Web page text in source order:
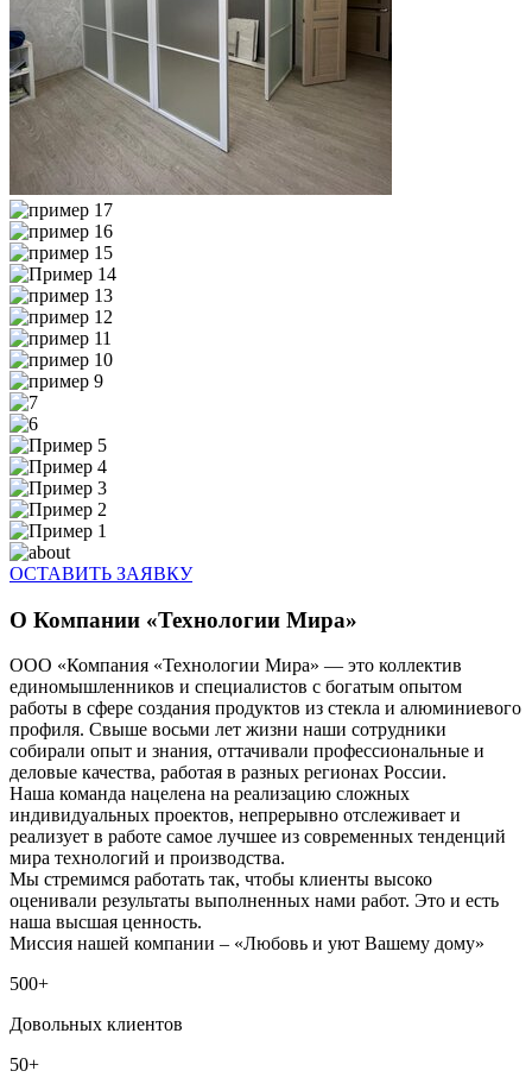
ОСТАВИТЬ ЗАЯВКУ
О Компании «Технологии Мира»
ООО «Компания «Технологии Мира» — это коллектив
единомышленников и специалистов с богатым опытом
работы в сфере создания продуктов из стекла и алюминиевого
профиля. Свыше восьми лет жизни наши сотрудники
собирали опыт и знания, оттачивали профессиональные и
деловые качества, работая в разных регионах России.
Наша команда нацелена на реализацию сложных
индивидуальных проектов, непрерывно отслеживает и
реализует в работе самое лучшее из современных тенденций
мира технологий и производства.
Мы стремимся работать так, чтобы клиенты высоко
оценивали результаты выполненных нами работ. Это и есть
наша высшая ценность.
Миссия нашей компании – «Любовь и уют Вашему дому»
500+
Довольных клиентов
50+